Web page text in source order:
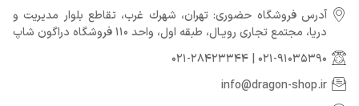
آدرس فروشگاه حضوری: تهران، شهرك غرب، تقاطع بلوار مدیریت و
دريا، مجتمع تجارى رويـال، طبقه اول، واحد 110 فروشگاه دراگون شاپ
021-91035390
021-28423344
info@dragon-shop.ir